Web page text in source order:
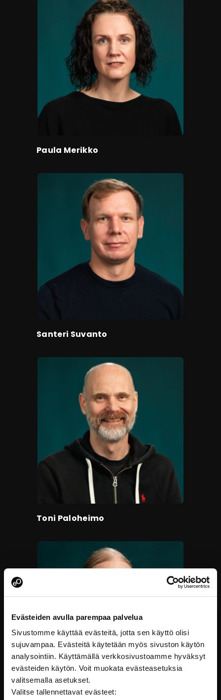
Evästeiden avulla parempaa palvelua
Sivustomme käyttää evästeitä, jotta sen käyttö olisi
sujuvampaa. Evästeitä käytetään myös sivuston käytön
analysointiin. Käyttämällä verkkosivustoamme hyväksyt
evästeiden käytön. Voit muokata evästeasetuksia
valitsemalla asetukset.
Valitse tallennettavat evästeet:
Paula Merikko
Santeri Suvanto
Toni Paloheimo